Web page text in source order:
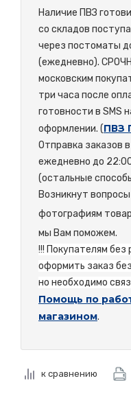
Наличие ПВЗ
со складов
через постоматы
(ежедневно).
московским
три часа после
готовности в SMS
оформлении. (ПВЗ
Отправка заказов
ежедневно до
(остальные
Возникнут
фотографиям
мы Вам поможем.
!!! Покупателям
оформить заказ
но необходимо
Помощь по
магазином.
к сравнению